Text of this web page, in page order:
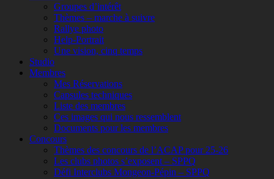
Groupes d’intérêt
Thèmes – marche à suivre
Rallye photo
Help-Portrait
Une vision, cinq temps
Studio
Membres
Mes Réservations
Capsules techniques
Liste des membres
Ces images qui nous ressemblent
Documents pour les membres
Concours
Thèmes des concours de l’ACAP pour 25-26
Les clubs photos s’exposent – SPPQ
Défi Interclubs Mongeon-Pépin – SPPQ